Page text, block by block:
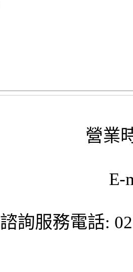
營業
E-
諮詢服務電話: